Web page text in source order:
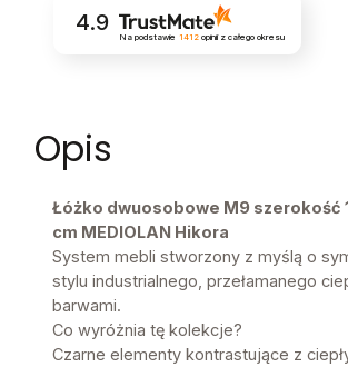
4.9
Na podstawie 1412opinii z całego okresu
Opis
Łóżko dwuosobowe M9 szerokość
cm MEDIOLAN Hikora
System mebli stworzony z myślą o
stylu industrialnego, przełamanego
barwami.
Co wyróżnia tę kolekcje?
Czarne elementy kontrastujące z